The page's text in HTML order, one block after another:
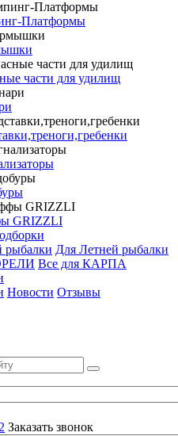
Платформы
части для удилищ
GRIZZLI
рыбалки Для Летней рыбалки
Все для КАРПА
Новости Отзывы
Заказать звонок